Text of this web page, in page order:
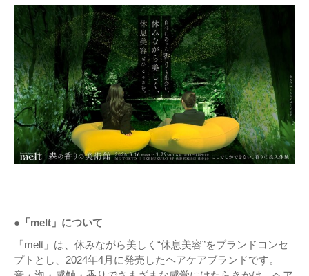
●「melt」について
「melt」は、休みながら美しく“休息美容”をブランドコンセ
プトとし、2024年4月に発売したヘアケアブランドです。